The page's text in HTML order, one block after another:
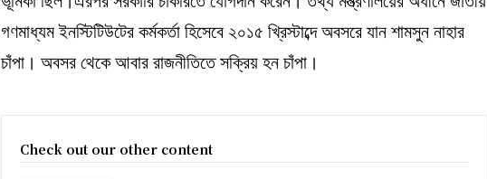
গণমাধ্যম ইনস্টিটিউটের কর্মকর্তা হিসেবে ২০১৫ খ্রিস্টাব্দে অবসরে যান শামসুন নাহার
চাঁপা। অবসর থেকে আবার রাজনীতিতে সক্রিয় হন চাঁপা।
Check out our other content